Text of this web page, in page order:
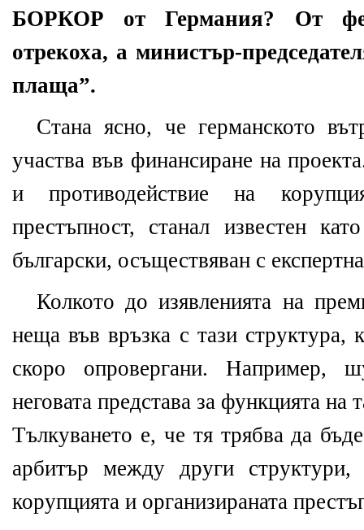
БОРКОР от Германия? От
отрекоха, а министър-
плаща”.
Стана ясно, че германското
участва във финансиране на
и противодействие на
престъпност, станал известен
български, осъществяван с
Колкото до изявленията на
неща във връзка с тази структура,
скоро опровергани. Например,
неговата представа за функцията на
Тълкуването е, че тя трябва да
арбитър между други
корупцията и организираната